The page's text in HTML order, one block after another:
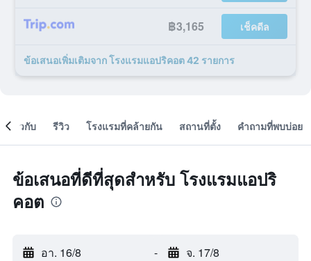
฿3,165 เช็คดีล
ข้อเสนอเพิ่มเติมจาก โรงแรมแอปริคอต 42 รายการ
เกี่ยวกับ รีวิว โรงแรมที่คล้ายกัน สถานที่ตั้ง คำถามที่พบบ่อย
ข้อเสนอที่ดีที่สุดสำหรับ โรงแรมแอปริ
คอต
อา. 16/8 - จ. 17/8